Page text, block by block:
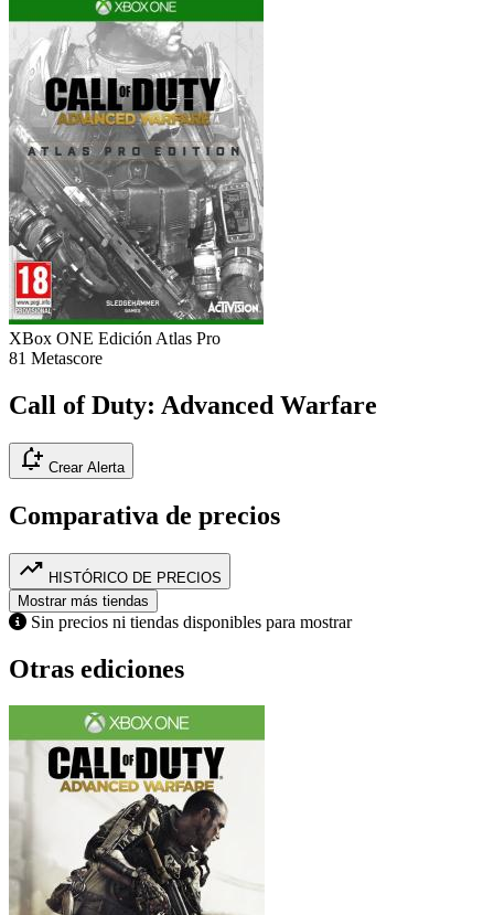
XBox ONE Edición Atlas Pro
81 Metascore
Call of Duty: Advanced Warfare
notification_add Crear Alerta
Comparativa de precios
trending_up HISTÓRICO DE PRECIOS
Mostrar más tiendas
Sin precios ni tiendas disponibles para mostrar
Otras ediciones